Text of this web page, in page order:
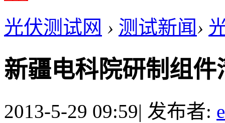
光伏测试网 › 测试新闻›
新疆电科院研制组
2013-5-29 09:59| 发布者: